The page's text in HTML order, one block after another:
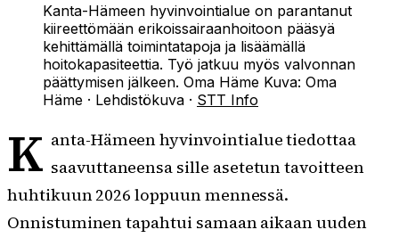
Kanta-Hämeen hyvinvointialue on parantanut
kiireettömään erikoissairaanhoitoon pääsyä
kehittämällä toimintatapoja ja lisäämällä
hoitokapasiteettia. Työ jatkuu myös valvonnan
päättymisen jälkeen. Oma Häme Kuva: Oma
Häme · Lehdistökuva · STT Info
K anta-Hämeen hyvinvointialue tiedottaa
saavuttaneensa sille asetetun tavoitteen
huhtikuun 2026 loppuun mennessä.
Onnistuminen tapahtui samaan aikaan uuden